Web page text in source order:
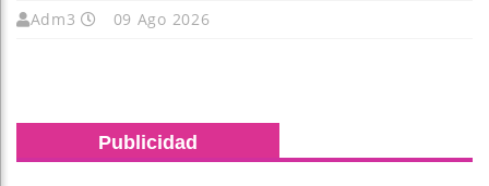
Adm3 09 Ago 2026
Publicidad